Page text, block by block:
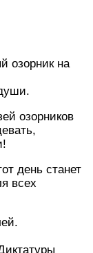
озорник на
озорников
день станет
всех